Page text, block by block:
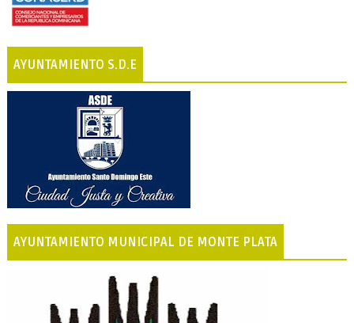
AYUNTAMIENTO S.D.E
AYUNTAMIENTO MUNICIPAL DE MONTE PLATA